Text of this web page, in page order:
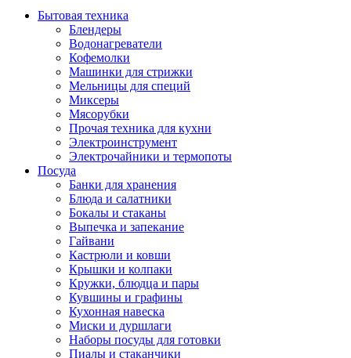
Бытовая техника
Блендеры
Водонагреватели
Кофемолки
Машинки для стрижки
Мельницы для специй
Миксеры
Мясорубки
Прочая техника для кухни
Электроинструмент
Электрочайники и термопоты
Посуда
Банки для хранения
Блюда и салатники
Бокалы и стаканы
Выпечка и запекание
Гайвани
Кастрюли и ковши
Крышки и колпаки
Кружки, блюдца и пары
Кувшины и графины
Кухонная навеска
Миски и дуршлаги
Наборы посуды для готовки
Пиалы и стаканчики